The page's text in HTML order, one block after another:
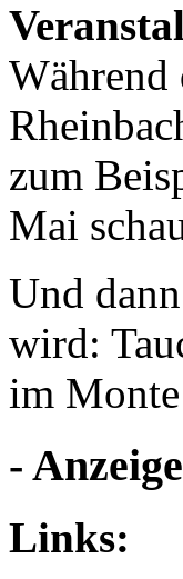
Während
zum
Mai
Und
wird:
im
-
Links: